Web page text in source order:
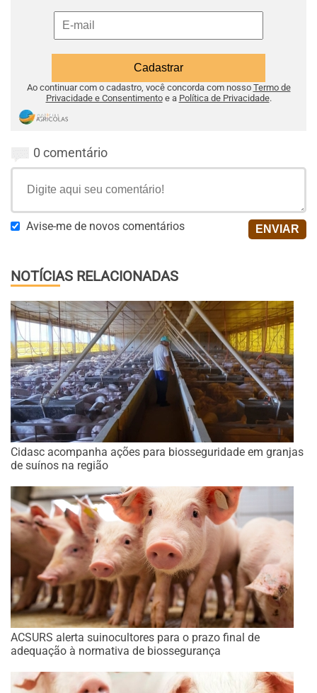
Ao continuar com o cadastro, você concorda com nosso Termo de
Privacidade e Consentimentoe a Política de Privacidade.
0 comentário
Avise-me de novos comentários
NOTÍCIAS RELACIONADAS
Cidasc acompanha ações para biosseguridade em granjas
de suínos na região
ACSURS alerta suinocultores para o prazo final de
adequação à normativa de biossegurança